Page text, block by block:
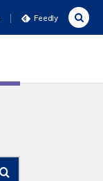
Feedly